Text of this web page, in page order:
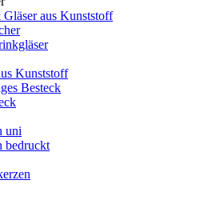
aus Kunststoff
Kunststoff
Besteck
uni
bedruckt